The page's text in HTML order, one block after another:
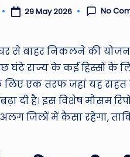
29 May 2026 No
से बाहर निकलने की
राज्य के कई हिस्सों के
लिए एक तरफ जहां यह
दी है। इस विशेष मौसम
जिलों में कैसा रहेगा,